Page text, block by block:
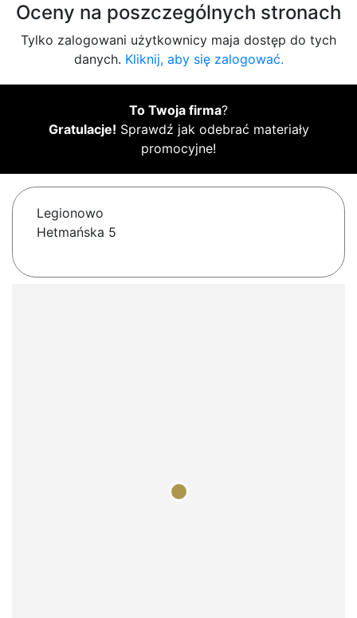
Oceny na poszczególnych stronach
Tylko zalogowani użytkownicy maja dostęp do tych
danych. Kliknij, aby się zalogować.
To Twoja firma?
Gratulacje! Sprawdź jak odebrać materiały
promocyjne!
Legionowo
Hetmańska 5